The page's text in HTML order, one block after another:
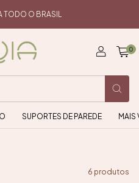
TODO O BRASIL
0
SUPORTES DE PAREDE MAIS
6 produtos